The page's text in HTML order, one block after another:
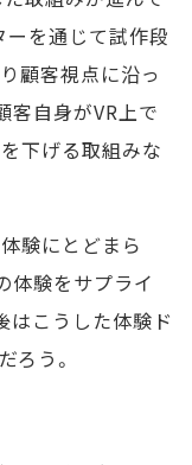
ーを通じて試作段
顧客視点に沿っ
客自身がVR上で
下げる取組みな
験にとどまら
体験をサプライ
はこうした体験ド
ろう。